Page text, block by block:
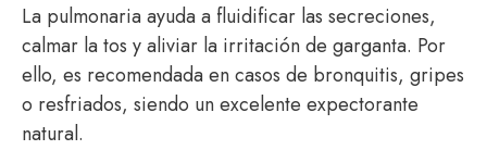
La pulmonaria ayuda a fluidificar las secreciones,
calmar la tos y aliviar la irritación de garganta. Por
ello, es recomendada en casos de bronquitis, gripes
o resfriados, siendo un excelente expectorante
natural.